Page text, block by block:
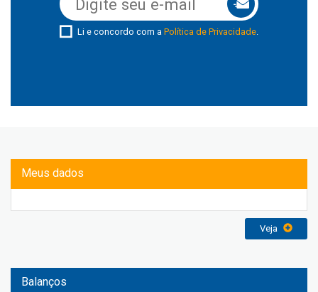
Li e concordo com a Política de Privacidade.
Meus dados
Veja
Balanços